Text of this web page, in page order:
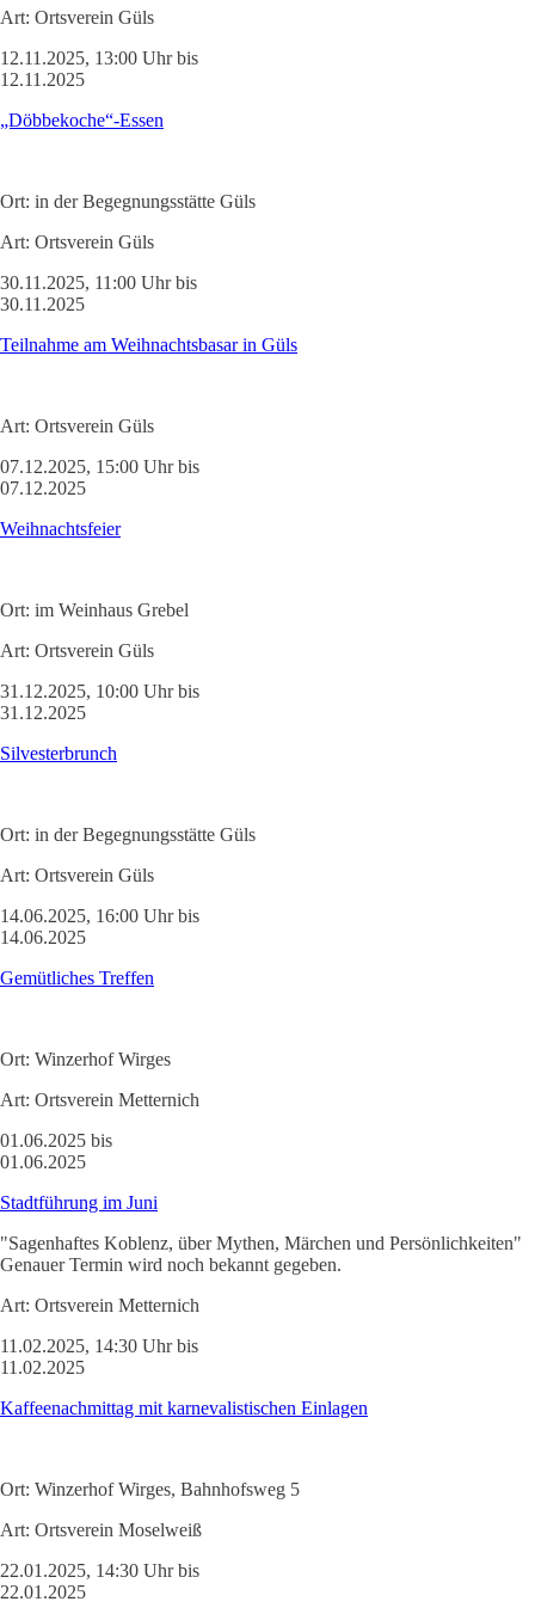
Art: Ortsverein Güls
12.11.2025, 13:00 Uhr bis
12.11.2025
„Döbbekoche“-Essen
Ort: in der Begegnungsstätte Güls
Art: Ortsverein Güls
30.11.2025, 11:00 Uhr bis
30.11.2025
Teilnahme am Weihnachtsbasar in Güls
Art: Ortsverein Güls
07.12.2025, 15:00 Uhr bis
07.12.2025
Weihnachtsfeier
Ort: im Weinhaus Grebel
Art: Ortsverein Güls
31.12.2025, 10:00 Uhr bis
31.12.2025
Silvesterbrunch
Ort: in der Begegnungsstätte Güls
Art: Ortsverein Güls
14.06.2025, 16:00 Uhr bis
14.06.2025
Gemütliches Treffen
Ort: Winzerhof Wirges
Art: Ortsverein Metternich
01.06.2025 bis
01.06.2025
Stadtführung im Juni
"Sagenhaftes Koblenz, über Mythen, Märchen und Persönlichkeiten"
Genauer Termin wird noch bekannt gegeben.
Art: Ortsverein Metternich
11.02.2025, 14:30 Uhr bis
11.02.2025
Kaffeenachmittag mit karnevalistischen Einlagen
Ort: Winzerhof Wirges, Bahnhofsweg 5
Art: Ortsverein Moselweiß
22.01.2025, 14:30 Uhr bis
22.01.2025